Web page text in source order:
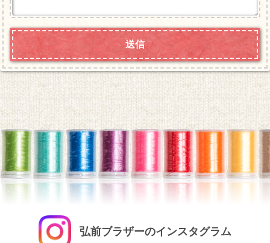
弘前ブラザーのインスタグラム